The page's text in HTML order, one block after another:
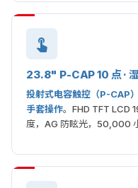
23.8" P-CAP 10 点 ·
投射式电容触控（P-CAP）
手套操作。FHD TFT LCD
度，AG 防眩光，50,000